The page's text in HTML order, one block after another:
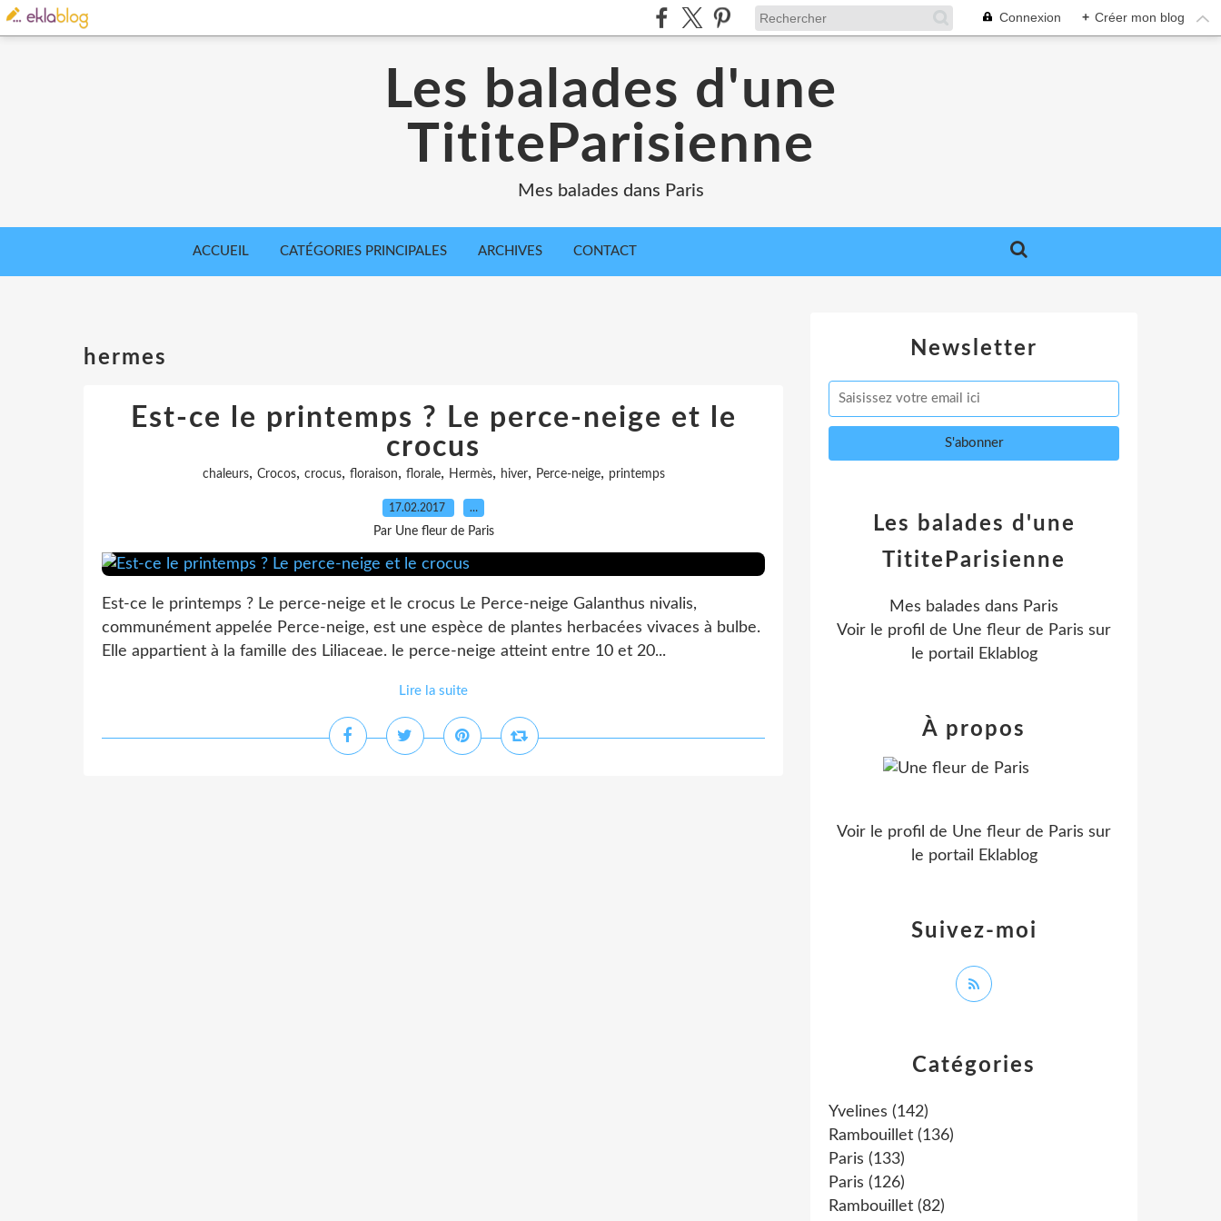
Connexion + Créer mon blog
Les balades d'une
TititeParisienne
Mes balades dans Paris
ACCUEIL CATÉGORIES PRINCIPALES ARCHIVES CONTACT
hermes
Est-ce le printemps ? Le perce-neige et le
crocus
chaleurs, Crocos, crocus, floraison, florale, Hermès, hiver, Perce-neige, printemps
17.02.2017 …
Par Une fleur de Paris
Est-ce le printemps ? Le perce-neige et le crocus Le Perce-neige Galanthus nivalis,
communément appelée Perce-neige, est une espèce de plantes herbacées vivaces à bulbe.
Elle appartient à la famille des Liliaceae. le perce-neige atteint entre 10 et 20...
Lire la suite
Newsletter
Catégories
Yvelines (142)
Rambouillet (136)
Paris (133)
Paris (126)
Rambouillet (82)
Les balades d'une
TititeParisienne
Mes balades dans Paris
Voir le profil de Une fleur de Paris sur
le portail Eklablog
Suivez-moi
À propos
Voir le profil de Une fleur de Paris sur
le portail Eklablog